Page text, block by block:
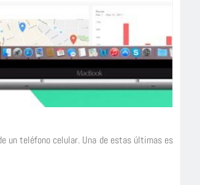
un teléfono celular. Una de estas últimas es